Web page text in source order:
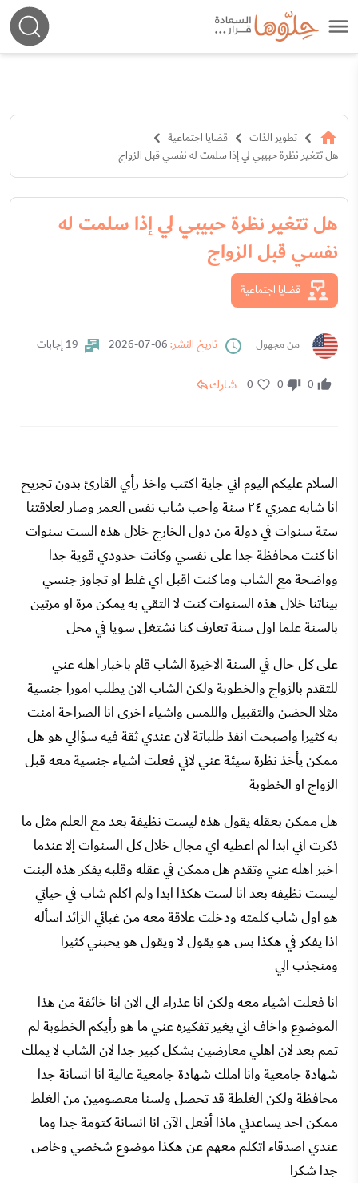
تطوير الذات
قضايا اجتماعية
هل تتغير نظرة حبيبي لي إذا سلمت له نفسي قبل الزواج
هل تتغير نظرة حبيبي لي إذا سلمت له
نفسي قبل الزواج
قضايا اجتماعية
من مجهول تاريخ النشر: 19 إجابات
0
0
0 شارك
السلام عليكم اليوم اني جاية اكتب واخذ رأي القارئ بدون تجريح
انا شابه عمري ٢٤ سنة واحب شاب نفس العمر وصار لعلاقتنا
ستة سنوات في دولة من دول الخارج خلال هذه الست سنوات
انا كنت محافظة جدا على نفسي وكانت حدودي قوية جدا
وواضحة مع الشاب وما كنت اقبل اي غلط او تجاوز جنسي
بيناتنا خلال هذه السنوات كنت لا التقي به يمكن مرة او مرتين
بالسنة علما اول سنة تعارف كنا نشتغل سويا في محل
على كل حال في السنة الاخيرة الشاب قام باخبار اهله عني
للتقدم بالزواج والخطوبة ولكن الشاب الان يطلب امورا جنسية
مثلا الحضن والتقبيل واللمس واشياء اخرى انا الصراحة امنت
به كثيرا واصبحت انفذ طلباتة لان عندي ثقة فيه سؤالي هو هل
ممكن يأخذ نظرة سيئة عني لاني فعلت اشياء جنسية معه قبل
الزواج او الخطوبة
هل ممكن بعقله يقول هذه ليست نظيفة بعد مع العلم مثل ما
ذكرت اني ابدا لم اعطيه اي مجال خلال كل السنوات إلا عندما
اخبر اهله عني وتقدم هل ممكن في عقله وقلبه يفكر هذه البنت
ليست نظيفه بعد انا لست هكذا ابدا ولم اكلم شاب في حياتي
هو اول شاب كلمته ودخلت علاقة معه من غبائي الزائد اسأله
اذا يفكر في هكذا بس هو يقول لا ويقول هو يحبني كثيرا
ومنجذب الي
انا فعلت اشياء معه ولكن انا عذراء الى الان انا خائفة من هذا
الموضوع واخاف اني يغير تفكيره عني ما هو رأيكم الخطوبة لم
تمم بعد لان اهلي معارضين بشكل كبير جدا لان الشاب لا يملك
شهادة جامعية وانا املك شهادة جامعية عالية انا انسانة جدا
محافظة ولكن الغلطة قد تحصل ولسنا معصومين من الغلط
ممكن احد يساعدني ماذا أفعل الآن انا انسانة كتومة جدا وما
عندي اصدقاء اتكلم معهم عن هكذا موضوع شخصي وخاص
جدا شكرا